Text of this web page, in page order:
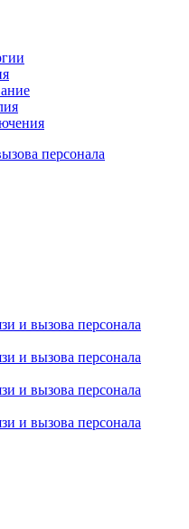
персонала
и вызова персонала
и вызова персонала
и вызова персонала
и вызова персонала